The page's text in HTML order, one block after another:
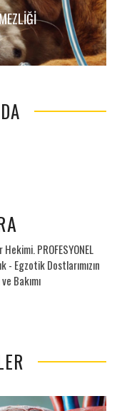
PROFESYONEL
- Egzotik Dostlarımızın
Bakımı